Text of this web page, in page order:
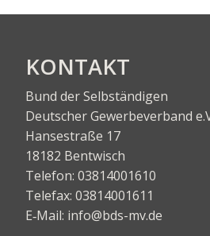
KON­TAKT
Bund der Selbständigen
Deut­scher Gewer­be­ver­band
Han­se­stra­ße 17
18182 Bentwisch
Tele­fon: 03814001610
Tele­fax: 03814001611
E‑Mail: info@bds-mv.de